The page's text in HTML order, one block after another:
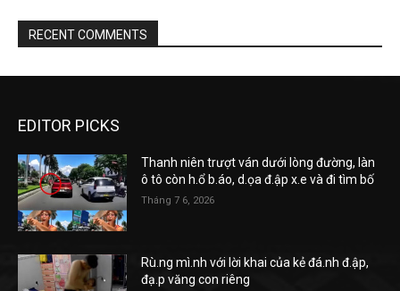
RECENT COMMENTS
EDITOR PICKS
Thanh niên trượt ván dưới lòng đường, làn
ô tô còn h.ổ b.áo, d.ọa đ.ập x.e và đi tìm bố
Tháng 7 6, 2026
Rù.ng mì.nh với lời khai của kẻ đá.nh đ.ập,
đạ.p văng con riêng